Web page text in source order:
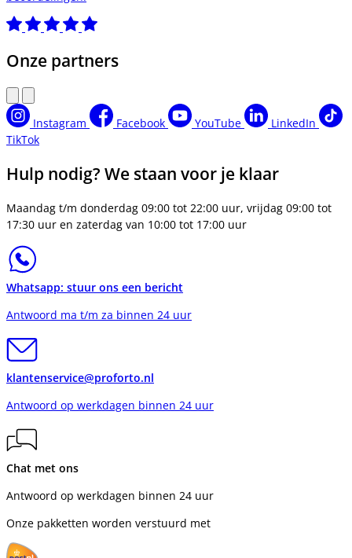
Onze partners
Instagram Facebook YouTube
LinkedIn
TikTok
Hulp nodig? We staan voor je klaar
Maandag t/m donderdag 09:00 tot 22:00 uur, vrijdag 09:00 tot
17:30 uur en zaterdag van 10:00 tot 17:00 uur
Whatsapp: stuur ons een bericht
Antwoord ma t/m za binnen 24 uur
klantenservice@proforto.nl
Antwoord op werkdagen binnen 24 uur
Chat met ons
Antwoord op werkdagen binnen 24 uur
Onze pakketten worden verstuurd met